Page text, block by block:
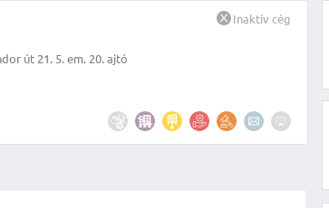
érhető el, használatához kérjük jelentkezzen be, vagy
INGYENES ÁRAJÁNLATOT IDE KATTINTVA!
út 21. 5. em. 20. ajtó
Inaktív cég